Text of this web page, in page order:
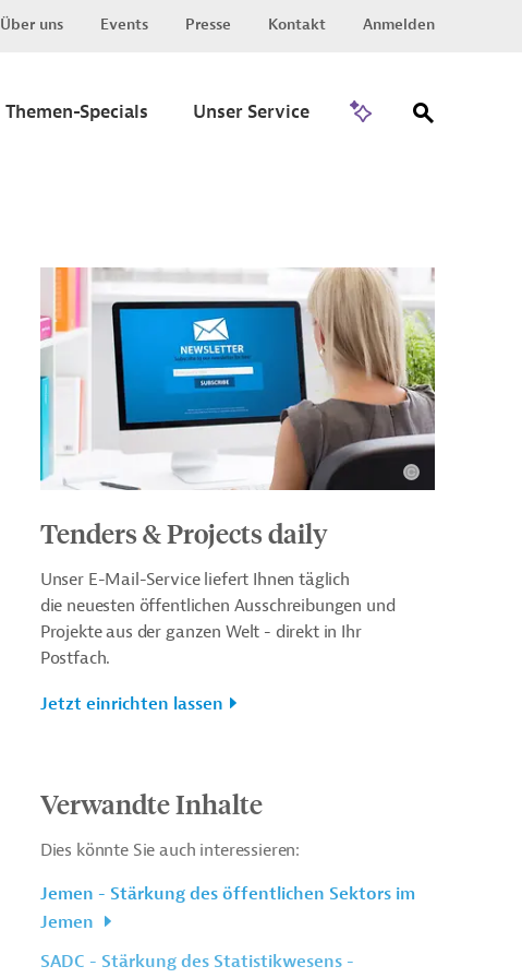
Über uns Events Presse Kontakt Anmelden
Themen-Specials Unser Service
Tenders & Projects daily
Unser E-Mail-Service liefert Ihnen täglich
die neuesten öffentlichen Ausschreibungen und
Projekte aus der ganzen Welt - direkt in Ihr
Postfach.
Jetzt einrichten lassen
Verwandte Inhalte
Dies könnte Sie auch interessieren:
Jemen - Stärkung des öffentlichen Sektors im
Jemen
SADC - Stärkung des Statistikwesens -